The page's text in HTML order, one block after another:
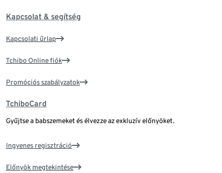
Kapcsolat & segítség
Kapcsolati űrlap
Tchibo Online fiók
Promóciós szabályzatok
TchiboCard
Gyűjtse a babszemeket és élvezze az exkluzív előnyöket.
Ingyenes regisztráció
Előnyök megtekintése